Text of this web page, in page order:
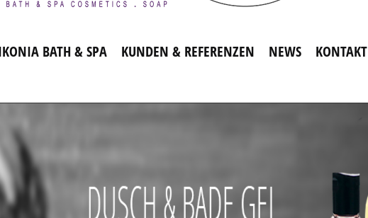
BATH & SPA KUNDEN & REFERENZEN NEWS KONTAKT